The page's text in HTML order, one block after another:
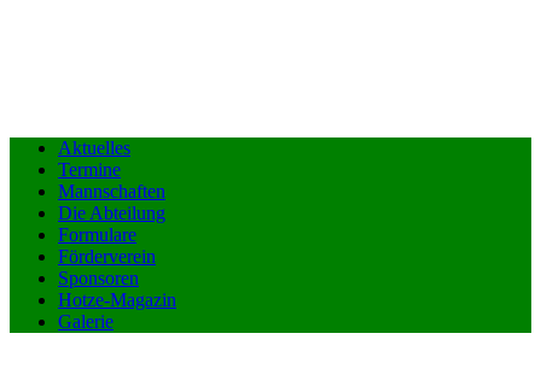
Aktuelles
Termine
Mannschaften
Die Abteilung
Formulare
Förderverein
Sponsoren
Hotze-Magazin
Galerie